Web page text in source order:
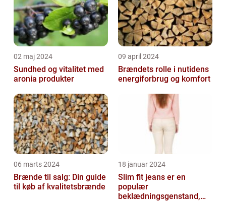
02 maj 2024
Sundhed og vitalitet med
aronia produkter
09 april 2024
Brændets rolle i nutidens
energiforbrug og komfort
06 marts 2024
Brænde til salg: Din guide
til køb af kvalitetsbrænde
18 januar 2024
Slim fit jeans er en
populær
beklædningsgenstand,